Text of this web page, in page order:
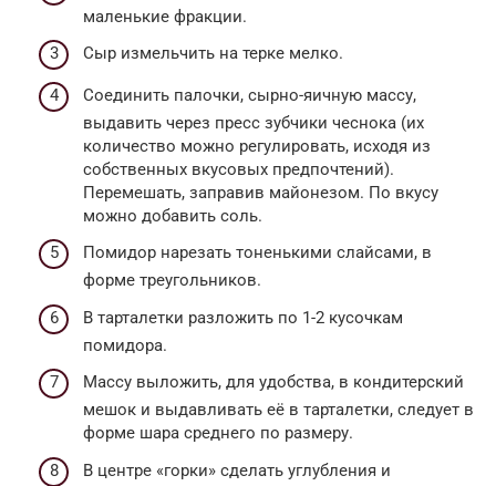
маленькие фракции.
Сыр измельчить на терке мелко.
Соединить палочки, сырно-яичную массу,
выдавить через пресс зубчики чеснока (их
количество можно регулировать, исходя из
собственных вкусовых предпочтений).
Перемешать, заправив майонезом. По вкусу
можно добавить соль.
Помидор нарезать тоненькими слайсами, в
форме треугольников.
В тарталетки разложить по 1-2 кусочкам
помидора.
Массу выложить, для удобства, в кондитерский
мешок и выдавливать её в тарталетки, следует в
форме шара среднего по размеру.
В центре «горки» сделать углубления и